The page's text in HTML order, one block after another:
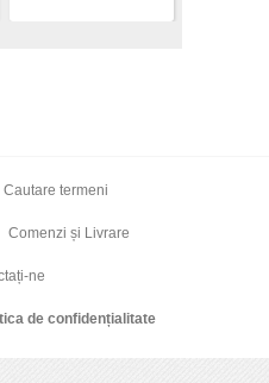
Cautare termeni
Comenzi și Livrare
ne
de confidențialitate